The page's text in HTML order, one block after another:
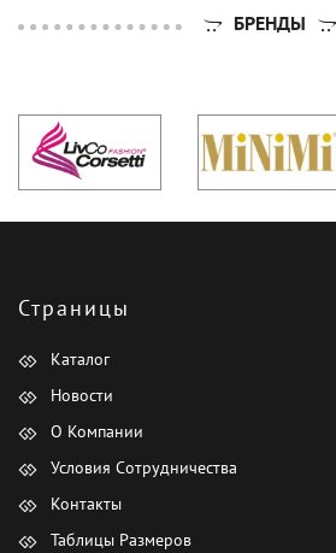
БРЕНДЫ
Страницы
Каталог
Новости
О Компании
Условия Сотрудничества
Контакты
Таблицы Размеров